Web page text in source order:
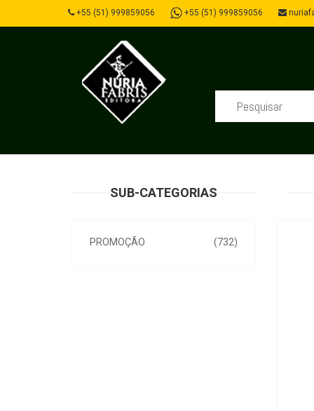
+55 (51) 999859056 +55 (51) 999859056
SUB-CATEGORIAS
(732)
PROMOÇÃO